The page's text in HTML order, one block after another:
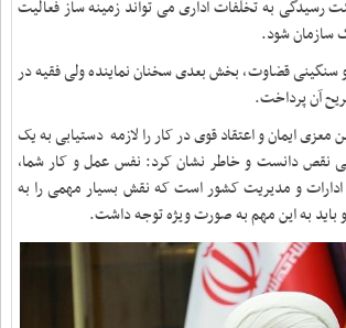
رسیدگی به تخلفات اداری می تواند زمینه ساز فعالیت
سازمان شود.
سنگینی قضاوت، بخش بعدی سخنان نماینده ولی فقیه در
آن پرداخت.
ایمان و اعتقاد قوی در کار را لازمه دستیابی به یک
نقص دانست و خاطر نشان کرد: نفس عمل و کار شما،
و مدیریت کشور است که نقش بسیار مهمی را به
به این مهم به صورت ویژه توجه داشت.